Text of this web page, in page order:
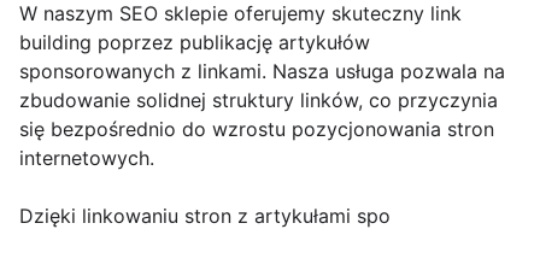
W naszym SEO sklepie oferujemy skuteczny link
building poprzez publikację artykułów
sponsorowanych z linkami. Nasza usługa pozwala na
zbudowanie solidnej struktury linków, co przyczynia
się bezpośrednio do wzrostu pozycjonowania stron
internetowych.
Dzięki linkowaniu stron z artykułami spo